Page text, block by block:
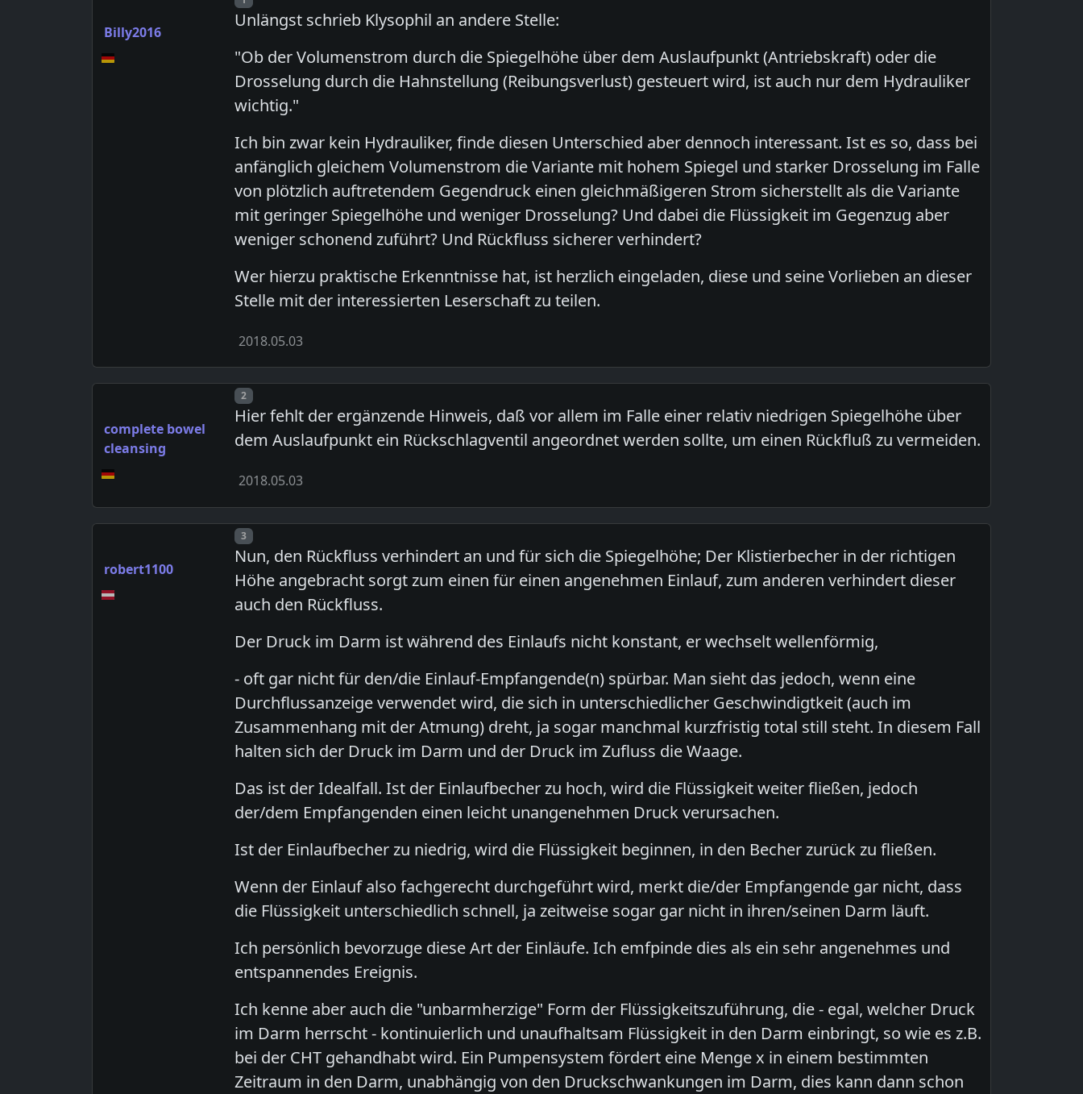
Billy2016
Unlängst schrieb Klysophil an andere Stelle:
"Ob der Volumenstrom durch die Spiegelhöhe über dem Auslaufpunkt (Antriebskraft) oder die
Drosselung durch die Hahnstellung (Reibungsverlust) gesteuert wird, ist auch nur dem Hydrauliker
wichtig."
Ich bin zwar kein Hydrauliker, finde diesen Unterschied aber dennoch interessant. Ist es so, dass bei
anfänglich gleichem Volumenstrom die Variante mit hohem Spiegel und starker Drosselung im Falle
von plötzlich auftretendem Gegendruck einen gleichmäßigeren Strom sicherstellt als die Variante
mit geringer Spiegelhöhe und weniger Drosselung? Und dabei die Flüssigkeit im Gegenzug aber
weniger schonend zuführt? Und Rückfluss sicherer verhindert?
Wer hierzu praktische Erkenntnisse hat, ist herzlich eingeladen, diese und seine Vorlieben an dieser
Stelle mit der interessierten Leserschaft zu teilen.
2018.05.03
complete bowel
cleansing
Post number
2
Hier fehlt der ergänzende Hinweis, daß vor allem im Falle einer relativ niedrigen Spiegelhöhe über
dem Auslaufpunkt ein Rückschlagventil angeordnet werden sollte, um einen Rückfluß zu vermeiden.
2018.05.03
robert1100
Post number
3
Nun, den Rückfluss verhindert an und für sich die Spiegelhöhe; Der Klistierbecher in der richtigen
Höhe angebracht sorgt zum einen für einen angenehmen Einlauf, zum anderen verhindert dieser
auch den Rückfluss.
Der Druck im Darm ist während des Einlaufs nicht konstant, er wechselt wellenförmig,
- oft gar nicht für den/die Einlauf-Empfangende(n) spürbar. Man sieht das jedoch, wenn eine
Durchflussanzeige verwendet wird, die sich in unterschiedlicher Geschwindigtkeit (auch im
Zusammenhang mit der Atmung) dreht, ja sogar manchmal kurzfristig total still steht. In diesem Fall
halten sich der Druck im Darm und der Druck im Zufluss die Waage.
Das ist der Idealfall. Ist der Einlaufbecher zu hoch, wird die Flüssigkeit weiter fließen, jedoch
der/dem Empfangenden einen leicht unangenehmen Druck verursachen.
Ist der Einlaufbecher zu niedrig, wird die Flüssigkeit beginnen, in den Becher zurück zu fließen.
Wenn der Einlauf also fachgerecht durchgeführt wird, merkt die/der Empfangende gar nicht, dass
die Flüssigkeit unterschiedlich schnell, ja zeitweise sogar gar nicht in ihren/seinen Darm läuft.
Ich persönlich bevorzuge diese Art der Einläufe. Ich emfpinde dies als ein sehr angenehmes und
entspannendes Ereignis.
Ich kenne aber auch die "unbarmherzige" Form der Flüssigkeitszuführung, die - egal, welcher Druck
im Darm herrscht - kontinuierlich und unaufhaltsam Flüssigkeit in den Darm einbringt, so wie es z.B.
bei der CHT gehandhabt wird. Ein Pumpensystem fördert eine Menge x in einem bestimmten
Zeitraum in den Darm, unabhängig von den Druckschwankungen im Darm, dies kann dann schon